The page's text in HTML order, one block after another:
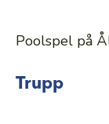
Poolspel på
Trupp